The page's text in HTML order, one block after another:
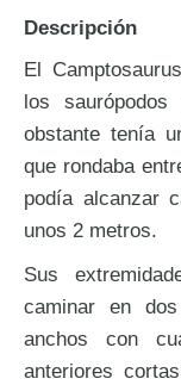
Descripción
El
los
obstante tenía
que rondaba
podía alcanzar
unos 2 metros.
Sus
caminar en
anchos con
anteriores